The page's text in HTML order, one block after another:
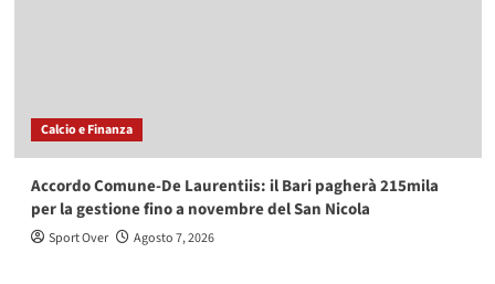
Calcio e Finanza
Accordo Comune-De Laurentiis: il Bari pagherà 215mila
per la gestione fino a novembre del San Nicola
Sport Over Agosto 7, 2026